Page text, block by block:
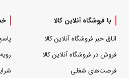
با فروشگاه آنلاین کالا
اتاق خبر فروشگاه آنلاین کالا
فروش در فروشگاه آنلاین کالا
فرصت‌های شغلی